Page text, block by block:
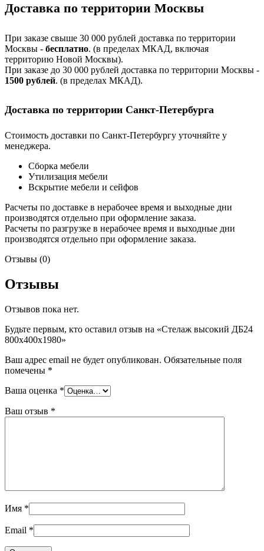
Доставка по территории Москвы
При заказе свыше 30 000 рублей доставка по территории
Москвы - бесплатно. (в пределах МКАД, включая
территорию Новой Москвы).
При заказе до 30 000 рублей доставка по территории Москвы -
1500 рублей. (в пределах МКАД).
Доставка по территории Санкт-Петербурга
Стоимость доставки по Санкт-Петербургу уточняйте у
менеджера.
Сборка мебели
Утилизация мебели
Вскрытие мебели и сейфов
Расчеты по доставке в нерабочее время и выходные дни
производятся отдельно при оформление заказа.
Расчеты по разгрузке в нерабочее время и выходные дни
производятся отдельно при оформление заказа.
Отзывы (0)
Отзывы
Отзывов пока нет.
Будьте первым, кто оставил отзыв на «Стелаж высокий ДБ24
800х400х1980»
Ваш адрес email не будет опубликован. Обязательные поля
помечены *
Ваша оценка *
Ваш отзыв *
Имя *
Email *